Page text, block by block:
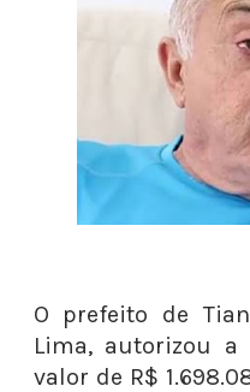
O prefeito de
Lima, autorizou
valor de R$